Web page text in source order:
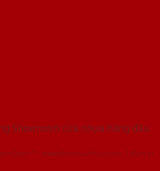
Showroom cửa nhựa hàng đầu
- www.bancuanhua.com | Đơn vị